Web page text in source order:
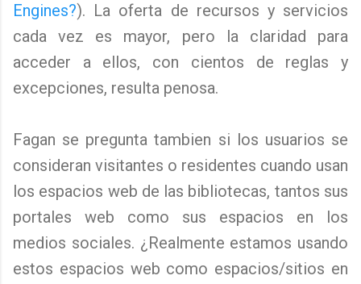
Engines?). La oferta de recursos y servicios
cada vez es mayor, pero la claridad para
acceder a ellos, con cientos de reglas y
excepciones, resulta penosa.
Fagan se pregunta tambien si los usuarios se
consideran visitantes o residentes cuando usan
los espacios web de las bibliotecas, tantos sus
portales web como sus espacios en los
medios sociales. ¿Realmente estamos usando
estos espacios web como espacios/sitios en